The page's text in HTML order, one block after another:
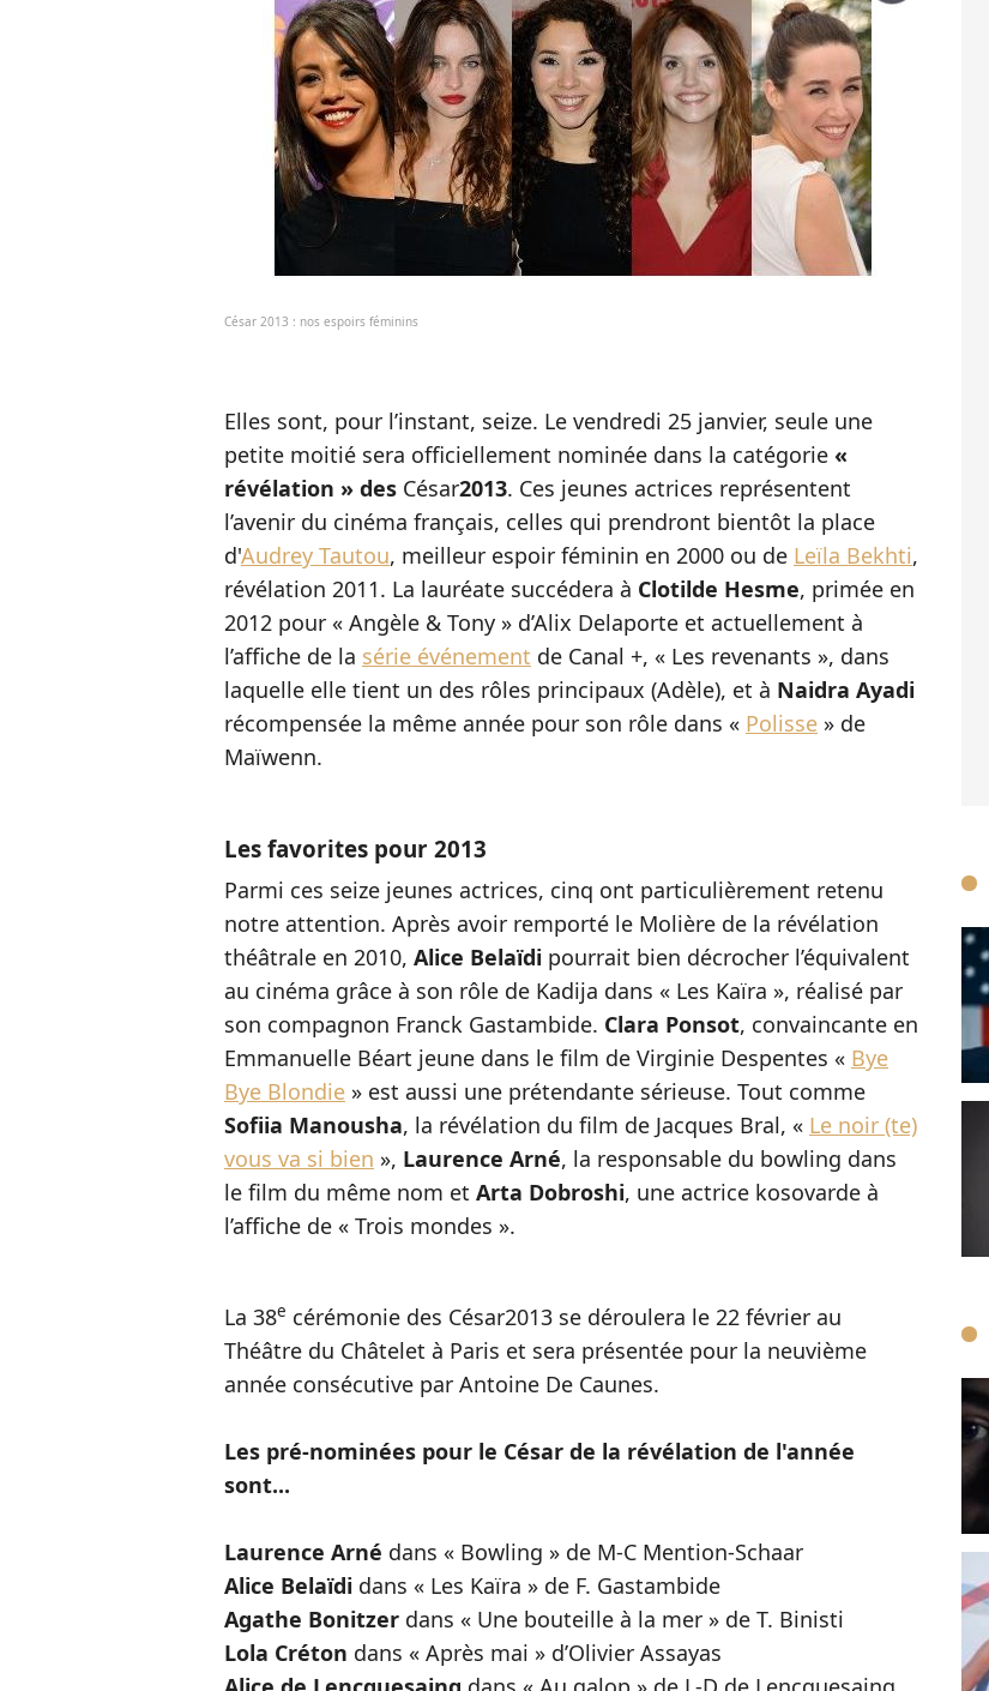
César 2013 : nos espoirs féminins
Elles sont, pour l’instant, seize. Le vendredi 25 janvier, seule une
petite moitié sera officiellement nominée dans la catégorie «
révélation » des César2013. Ces jeunes actrices représentent
l’avenir du cinéma français, celles qui prendront bientôt la place
d'Audrey Tautou, meilleur espoir féminin en 2000 ou de Leïla Bekhti,
révélation 2011. La lauréate succédera à Clotilde Hesme, primée en
2012 pour « Angèle & Tony » d’Alix Delaporte et actuellement à
l’affiche de la série événement de Canal +, « Les revenants », dans
laquelle elle tient un des rôles principaux (Adèle), et à Naidra Ayadi
récompensée la même année pour son rôle dans « Polisse » de
Maïwenn.
Les favorites pour 2013
Parmi ces seize jeunes actrices, cinq ont particulièrement retenu
notre attention. Après avoir remporté le Molière de la révélation
théâtrale en 2010, Alice Belaïdi pourrait bien décrocher l’équivalent
au cinéma grâce à son rôle de Kadija dans « Les Kaïra », réalisé par
son compagnon Franck Gastambide. Clara Ponsot, convaincante en
Emmanuelle Béart jeune dans le film de Virginie Despentes « Bye
Bye Blondie » est aussi une prétendante sérieuse. Tout comme
Sofiia Manousha, la révélation du film de Jacques Bral, « Le noir (te)
vous va si bien », Laurence Arné, la responsable du bowling dans
le film du même nom et Arta Dobroshi, une actrice kosovarde à
l’affiche de « Trois mondes ».
La 38e cérémonie des César2013 se déroulera le 22 février au
Théâtre du Châtelet à Paris et sera présentée pour la neuvième
année consécutive par Antoine De Caunes.
Les pré-nominées pour le César de la révélation de l'année
sont...
Laurence Arné dans « Bowling » de M-C Mention-Schaar
Alice Belaïdi dans « Les Kaïra » de F. Gastambide
Agathe Bonitzer dans « Une bouteille à la mer » de T. Binisti
Lola Créton dans « Après mai » d’Olivier Assayas